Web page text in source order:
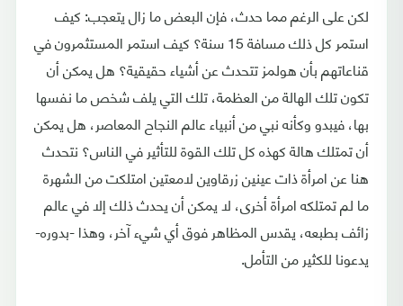
لكن على الرغم مما حدث، فإن البعض ما زال يتعجب: كيف
استمر كل ذلك مسافة 15 سنة؟ كيف استمر المستثمرون في
قناعاتهم بأن هولمز تتحدث عن أشياء حقيقية؟ هل يمكن أن
تكون تلك الهالة من العظمة، تلك التي يلف شخص ما نفسها
بها، فيبدو وكأنه نبي من أنبياء عالم النجاح المعاصر، هل يمكن
أن تمتلك هالة كهذه كل تلك القوة للتأثير في الناس؟ نتحدث
هنا عن امرأة ذات عينين زرقاوين لامعتين امتلكت من الشهرة
ما لم تمتلكه امرأة أخرى، لا يمكن أن يحدث ذلك إلا في عالم
زائف بطبعه، يقدس المظاهر فوق أي شيء آخر، وهذا -بدوره-
يدعونا للكثير من التأمل.